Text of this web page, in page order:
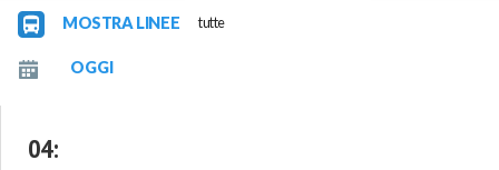
MOSTRA LINEE tutte
04: